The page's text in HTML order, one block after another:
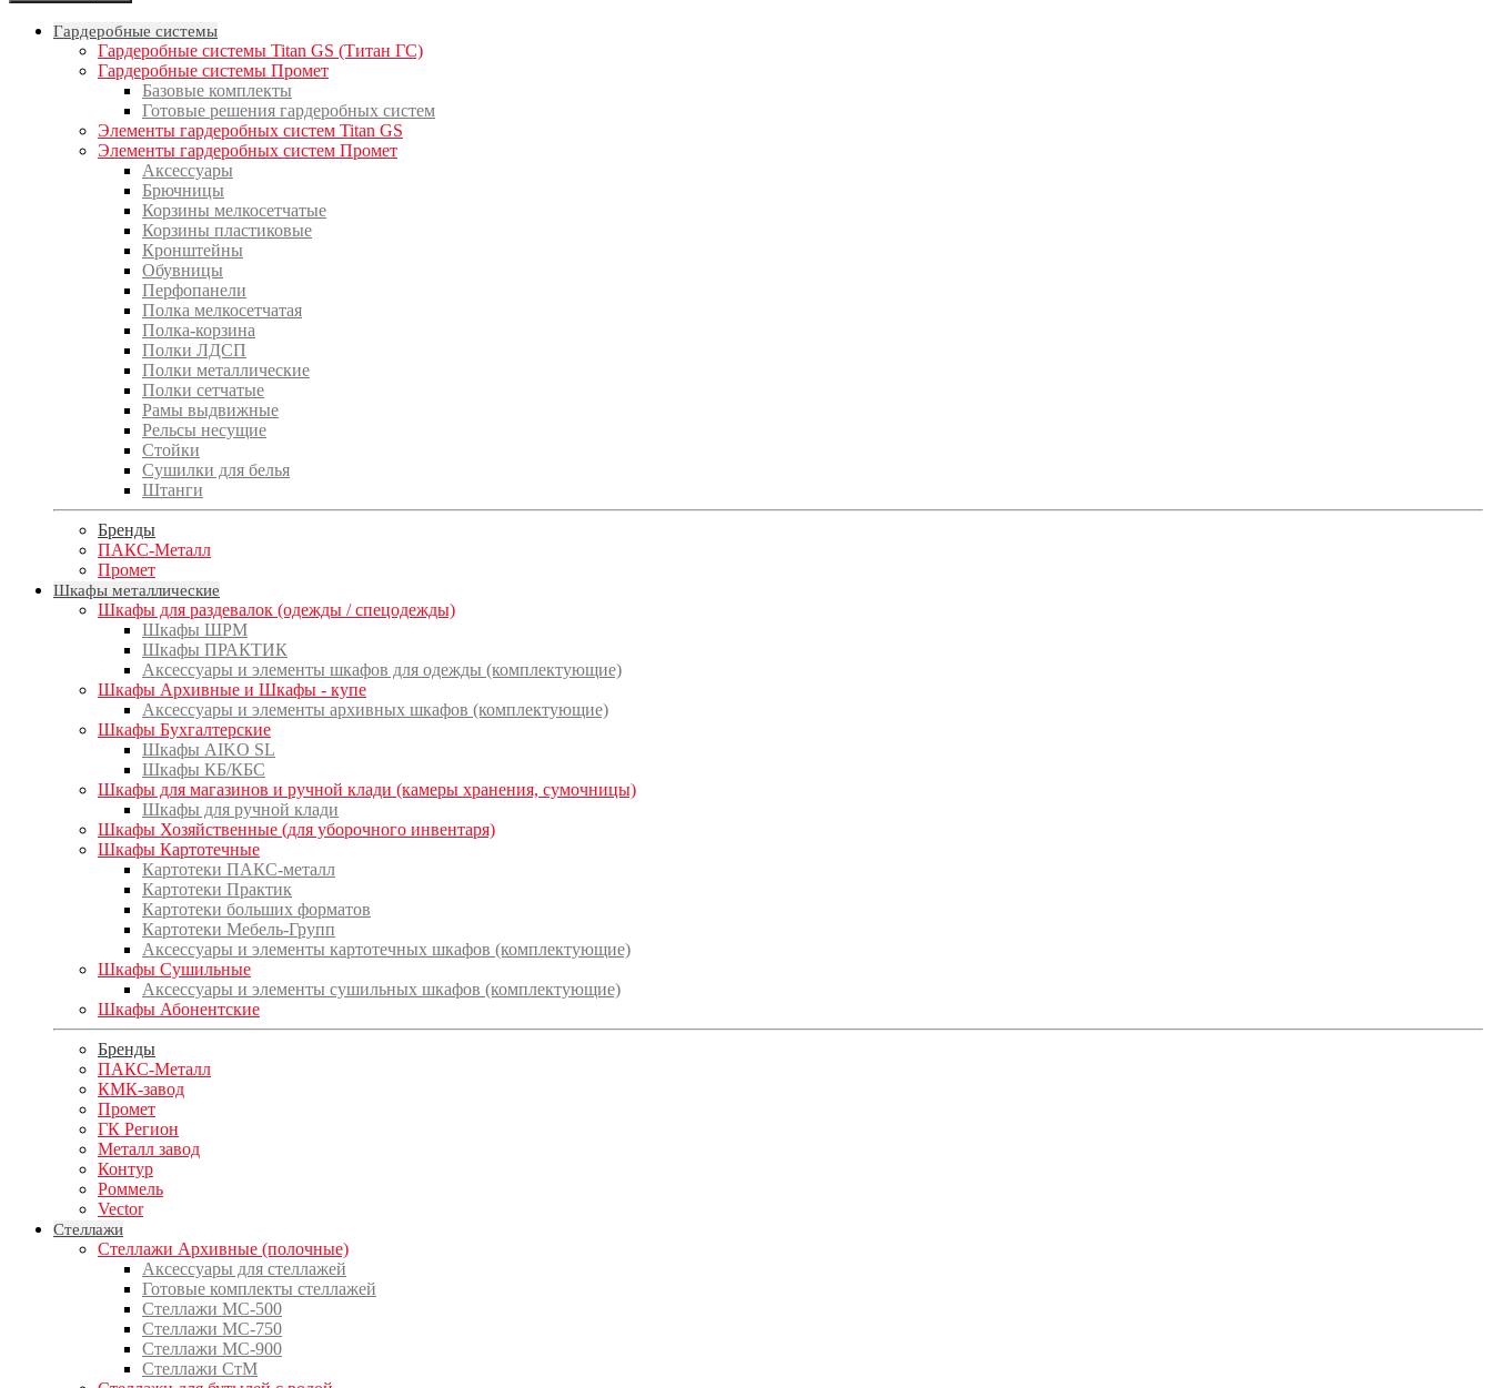
Гардеробные системы
Гардеробные системы Titan GS (Титан ГС)
Гардеробные системы Промет
Базовые комплекты
Готовые решения гардеробных систем
Элементы гардеробных систем Titan GS
Элементы гардеробных систем Промет
Аксессуары
Брючницы
Корзины мелкосетчатые
Корзины пластиковые
Кронштейны
Обувницы
Перфопанели
Полка мелкосетчатая
Полка-корзина
Полки ЛДСП
Полки металлические
Полки сетчатые
Рамы выдвижные
Рельсы несущие
Стойки
Сушилки для белья
Штанги
Бренды
ПАКС-Металл
Промет
Шкафы металлические
Шкафы для раздевалок (одежды / спецодежды)
Шкафы ШРМ
Шкафы ПРАКТИК
Аксессуары и элементы шкафов для одежды (комплектующие)
Шкафы Архивные и Шкафы - купе
Аксессуары и элементы архивных шкафов (комплектующие)
Шкафы Бухгалтерские
Шкафы AIKO SL
Шкафы КБ/КБС
Шкафы для магазинов и ручной клади (камеры хранения, сумочницы)
Шкафы для ручной клади
Шкафы Хозяйственные (для уборочного инвентаря)
Шкафы Картотечные
Картотеки ПАКС-металл
Картотеки Практик
Картотеки больших форматов
Картотеки Мебель-Групп
Аксессуары и элементы картотечных шкафов (комплектующие)
Шкафы Сушильные
Аксессуары и элементы сушильных шкафов (комплектующие)
Шкафы Абонентские
Бренды
ПАКС-Металл
КМК-завод
Промет
ГК Регион
Металл завод
Контур
Роммель
Vector
Стеллажи
Стеллажи Архивные (полочные)
Аксессуары для стеллажей
Готовые комплекты стеллажей
Стеллажи МС-500
Стеллажи МС-750
Стеллажи МС-900
Стеллажи СтМ